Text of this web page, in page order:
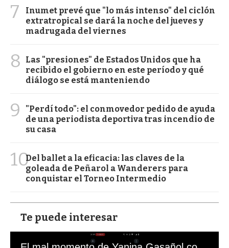
7
Inumet prevé que "lo más intenso" del ciclón
extratropical se dará la noche del jueves y
madrugada del viernes
8
Las "presiones" de Estados Unidos que ha
recibido el gobierno en este período y qué
diálogo se está manteniendo
9
"Perdí todo": el conmovedor pedido de ayuda
de una periodista deportiva tras incendio de
su casa
10Del ballet a la eficacia: las claves de la
goleada de Peñarol a Wanderers para
conquistar el Torneo Intermedio
Te puede interesar